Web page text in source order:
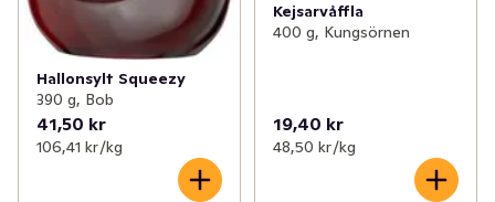
Hallonsylt Squeezy
390 g, Bob
41,50 kr
106,41 kr /kg
Kejsarvåffla
400 g, Kungsörnen
19,40 kr
48,50 kr /kg